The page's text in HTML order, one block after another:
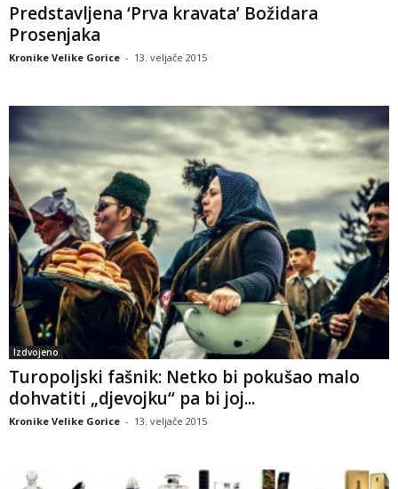
Predstavljena ‘Prva kravata’ Božidara
Prosenjaka
Kronike Velike Gorice - 13. veljače 2015
Izdvojeno
Turopoljski fašnik: Netko bi pokušao malo
dohvatiti „djevojku“ pa bi joj...
Kronike Velike Gorice - 13. veljače 2015